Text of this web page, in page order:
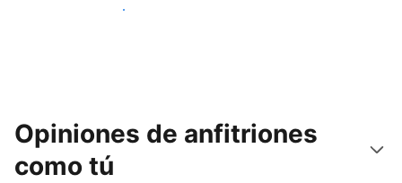
Llega a nuevos clientes hoy
Opiniones de anfitriones
como tú